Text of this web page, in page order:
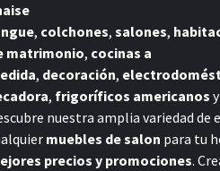
, colchones, salones,
matrimonio, cocinas a
, decoración,
, frigoríficos americanos y
nuestra amplia variedad de
muebles de salon para tu
precios y promociones.